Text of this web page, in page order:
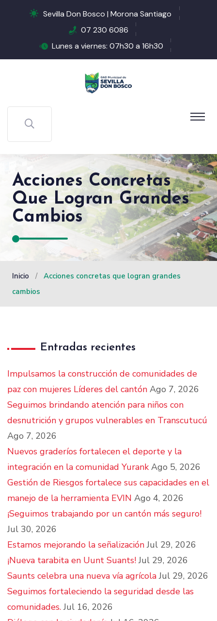
Sevilla Don Bosco | Morona Santiago
07 230 6086
Lunes a viernes: 07h30 a 16h30
Acciones Concretas
Que Logran Grandes
Cambios
Inicio / Acciones concretas que logran grandes
cambios
Entradas recientes
Impulsamos la construcción de comunidades de
paz con mujeres Líderes del cantón Ago 7, 2026
Seguimos brindando atención para niños con
desnutrición y grupos vulnerables en Transcutucú
Ago 7, 2026
Nuevos graderíos fortalecen el deporte y la
integración en la comunidad Yurank Ago 5, 2026
Gestión de Riesgos fortalece sus capacidades en el
manejo de la herramienta EVIN Ago 4, 2026
¡Seguimos trabajando por un cantón más seguro!
Jul 30, 2026
Estamos mejorando la señalización Jul 29, 2026
¡Nueva tarabita en Uunt Suants! Jul 29, 2026
Saunts celebra una nueva vía agrícola Jul 29, 2026
Seguimos fortaleciendo la seguridad desde las
comunidades. Jul 16, 2026